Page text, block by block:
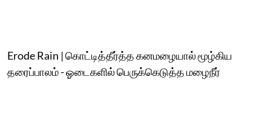
Erode Rain | கொட்டித்தீர்த்த கனமழையால் மூழ்கிய
தரைப்பாலம் - ஓடைகளில் பெருக்கெடுத்த மழைநீர்